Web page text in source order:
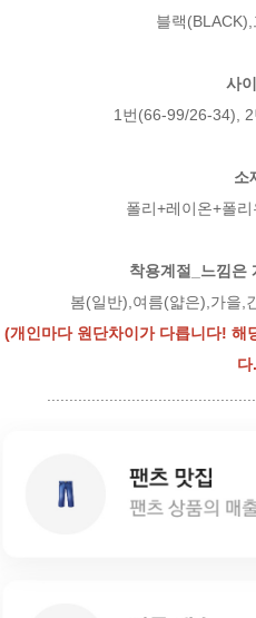
블랙
사
1번(66-99/26-34),
소
폴리+레이온+폴
착용계절_느낌은
봄(일반),여름(얇은),가을,
(개인마다 원단차이가 다릅니다! 해
다